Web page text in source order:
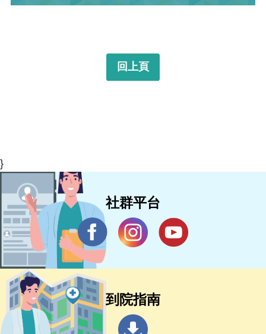
回上頁
}
社群平台
到院指南